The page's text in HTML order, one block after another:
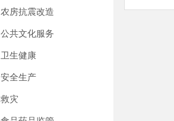
农房抗震改造
公共文化服务
卫生健康
安全生产
救灾